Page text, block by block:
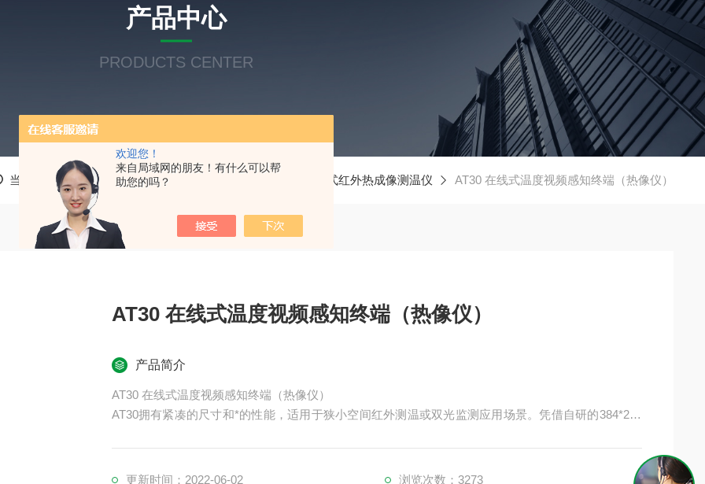
欢迎您！
来自局域网的朋友！有什么可以帮
助您的吗？
产品中心
PRODUCTS CENTER
当前位置： 首页 产品中心 在线式红外热成像测温仪 AT30 在线式温度视频感知终端（热像仪）
AT30 在线式温度视频感知终端（热像仪）
产品简介
AT30 在线式温度视频感知终端（热像仪）
AT30拥有紧凑的尺寸和*的性能，适用于狭小空间红外测温或双光监测应用场景。凭借自研的384*288
更新时间：2022-06-02
浏览次数：3273